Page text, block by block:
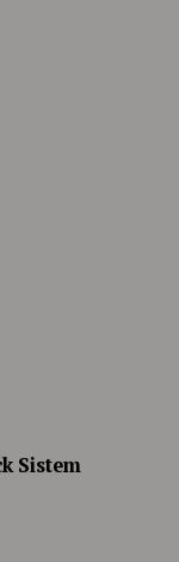
Sistem